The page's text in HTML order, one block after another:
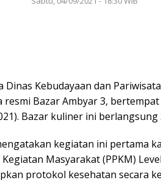
Dinas Kebudayaan dan
Bazar Ambyar 3,
Bazar kuliner ini berlangsung
kegiatan ini pertama
Masyarakat (PPKM)
protokol kesehatan secara